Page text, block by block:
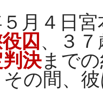
月４日宮
囚 、３
決まで
の間、